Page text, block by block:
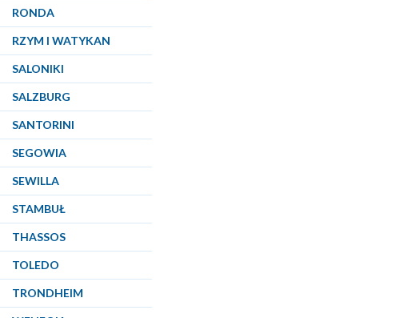
RONDA
RZYM I WATYKAN
SALONIKI
SALZBURG
SANTORINI
SEGOWIA
SEWILLA
STAMBUŁ
THASSOS
TOLEDO
TRONDHEIM